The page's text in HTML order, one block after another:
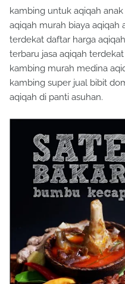
kambing untuk aqiqah
aqiqah murah biaya aqiqah
terdekat daftar harga
terbaru jasa aqiqah
kambing murah medina
kambing super jual bibit
aqiqah di panti asuhan.